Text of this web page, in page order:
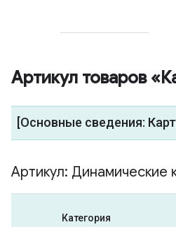
Артикул товаров
[Основные сведения:
Артикул: Динамические
Категория